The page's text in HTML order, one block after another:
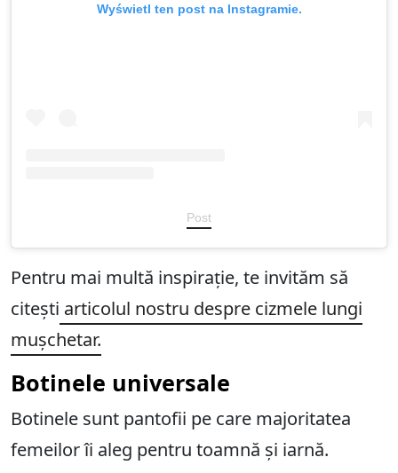
Wyświetl ten post na Instagramie.
Post
Pentru mai multă inspirație, te invităm să
citești articolul nostru despre cizmele lungi
mușchetar.
Botinele universale
Botinele sunt pantofii pe care majoritatea
femeilor îi aleg pentru toamnă și iarnă.